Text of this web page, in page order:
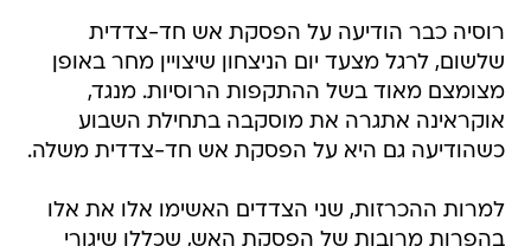
רוסיה כבר הודיעה על הפסקת אש חד-צדדית
שלשום, לרגל מצעד יום הניצחון שיצויין מחר באופן
מצומצם מאוד בשל ההתקפות הרוסיות. מנגד,
אוקראינה אתגרה את מוסקבה בתחילת השבוע
כשהודיעה גם היא על הפסקת אש חד-צדדית משלה.
למרות ההכרזות, שני הצדדים האשימו אלו את אלו
בהפרות מרובות של הפסקת האש, שכללו שיגורי